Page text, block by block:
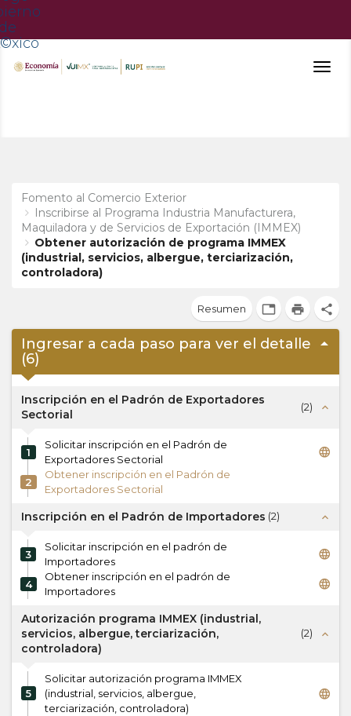
Fomento al Comercio Exterior
Inscribirse al Programa Industria Manufacturera,
Maquiladora y de Servicios de Exportación (IMMEX)
Obtener autorización de programa IMMEX
(industrial, servicios, albergue, terciarización,
controladora)
Resumen tab print share
Ingresar a cada paso para ver el detalle
(6)
arrow_drop_up
Inscripción en el Padrón de Exportadores
Sectorial
(2) expand_less
1
Solicitar inscripción en el Padrón de
Exportadores Sectorial
language
2
Obtener inscripción en el Padrón de
Exportadores Sectorial
Inscripción en el Padrón de Importadores (2) expand_less
3
Solicitar inscripción en el padrón de
Importadores
language
4
Obtener inscripción en el padrón de
Importadores
language
Autorización programa IMMEX (industrial,
servicios, albergue, terciarización,
controladora)
(2) expand_less
5
Solicitar autorización programa IMMEX
(industrial, servicios, albergue,
terciarización, controladora)
language